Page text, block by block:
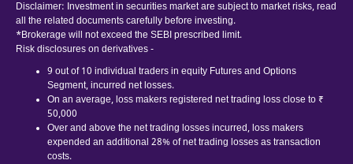
Disclaimer: Investment in securities market are subject to market risks, read
all the related documents carefully before investing.
*Brokerage will not exceed the SEBI prescribed limit.
Risk disclosures on derivatives -
9 out of 10 individual traders in equity Futures and Options
Segment, incurred net losses.
On an average, loss makers registered net trading loss close to ₹
50,000
Over and above the net trading losses incurred, loss makers
expended an additional 28% of net trading losses as transaction
costs.